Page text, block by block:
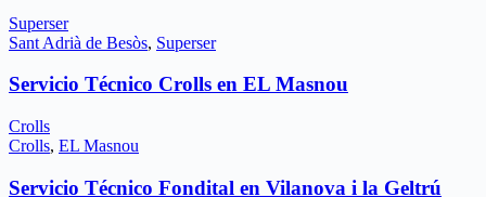
Superser
Sant Adrià de Besòs, Superser
Servicio Técnico Crolls en EL Masnou
Crolls
Crolls, EL Masnou
Servicio Técnico Fondital en Vilanova i la Geltrú